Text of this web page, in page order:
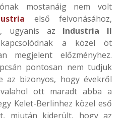
mostanáig nem volt
első felvonásához,
ugyanis az Industria II
a közel öt
megjelent előzményhez.
pontosan nem tudjuk
az bizonyos, hogy évekről
ott maradt abba a
Kelet-Berlinhez közel eső
miután kiderült, hogy az